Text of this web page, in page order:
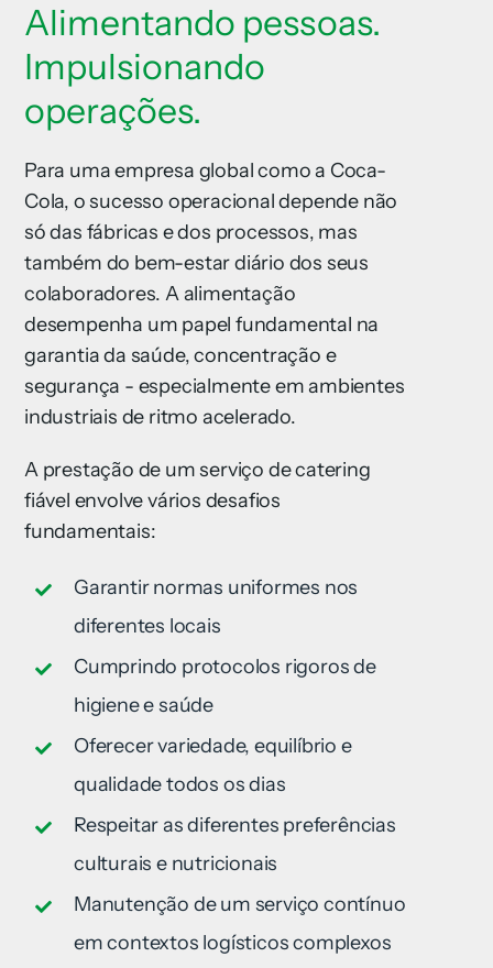
Alimentando pessoas.
Impulsionando
operações.
Para uma empresa global como a Coca-
Cola, o sucesso operacional depende não
só das fábricas e dos processos, mas
também do bem-estar diário dos seus
colaboradores. A alimentação
desempenha um papel fundamental na
garantia da saúde, concentração e
segurança - especialmente em ambientes
industriais de ritmo acelerado.
A prestação de um serviço de catering
fiável envolve vários desafios
fundamentais:
Garantir normas uniformes nos
diferentes locais
Cumprindo protocolos rigoros de
higiene e saúde
Oferecer variedade, equilíbrio e
qualidade todos os dias
Respeitar as diferentes preferências
culturais e nutricionais
Manutenção de um serviço contínuo
em contextos logísticos complexos